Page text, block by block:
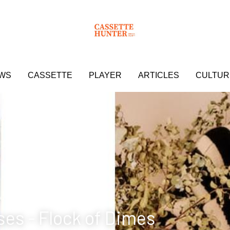
CASSETTE PLAYER ARTICLES
CASSETTE PLAYER ARTICLES
- Flock of Dimes